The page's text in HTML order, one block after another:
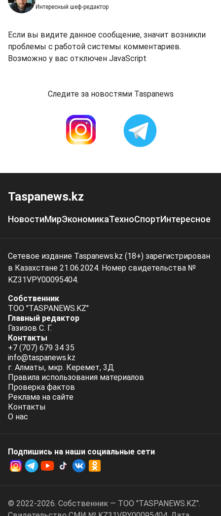
Интересный шеф-редактор
Если вы видите данное сообщение, значит возникли
проблемы с работой системы комментариев.
Возможно у вас отключен JavaScript
Следите за новостями Taspanews
Taspanews.kz
НовостиМирЭкономикаТехноСпортИнтересное
Сетевое издание Taspanews.kz (18+) зарегистрирован
в Казахстане 21.06.2024. Номер свидетельства №
KZ31VPY00095404.
Собственник
ТОО "TASPANEWS.KZ"
Главный редактор
Газизов С. Г.
Контакты
+7 (707) 679 34 35
info@taspanews.kz
г. Алматы, мкр. Керемет, 3Д
Правила использования материалов
Проверка фактов
Реклама на сайте
Контакты
О нас
Подпишись на наши социальные cети
© 2022-2026. Собственник — ТОО "TASPANEWS.KZ".